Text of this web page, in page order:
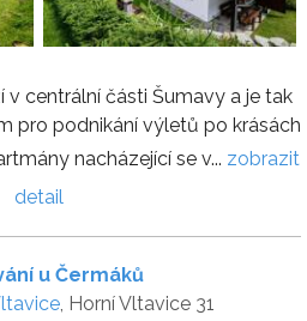
v centrální části Šumavy a je tak
pro podnikání výletů po krásách
nacházející se v... zobrazit
detail
u Čermáků
, Horní Vltavice 31